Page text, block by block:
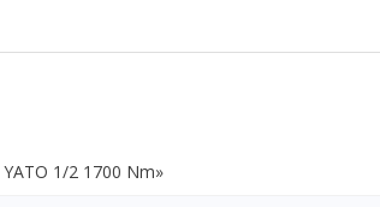
1/2 1700 Nm»